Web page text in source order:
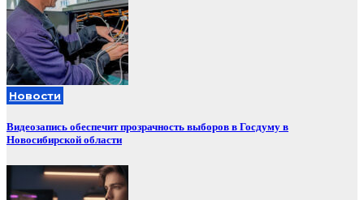
Новости
Видеозапись обеспечит прозрачность выборов в Госдуму в
Новосибирской области